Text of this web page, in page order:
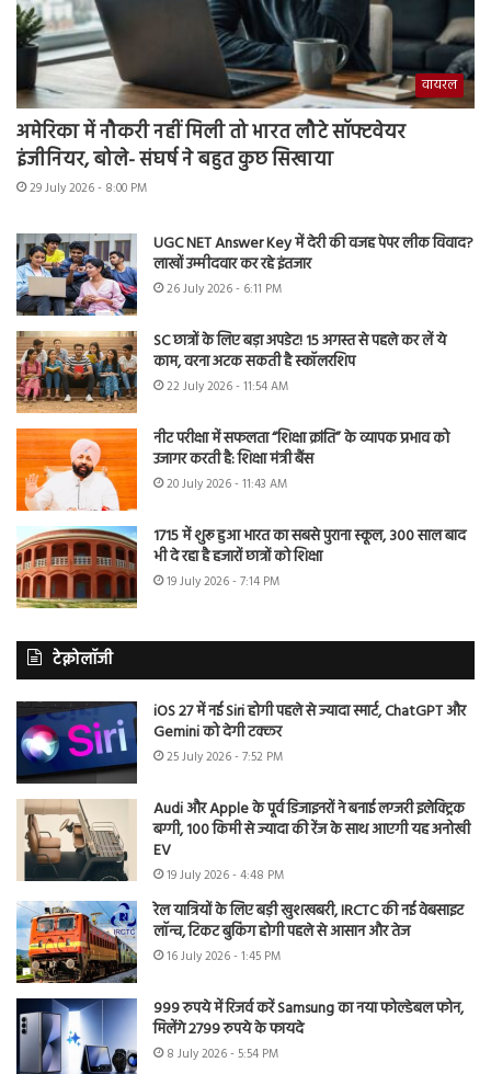
वायरल
अमेरिका में नौकरी नहीं मिली तो भारत लौटे सॉफ्टवेयर
इंजीनियर, बोले- संघर्ष ने बहुत कुछ सिखाया
29 July 2026 - 8:00 PM
UGC NET Answer Key में देरी की वजह पेपर लीक विवाद?
लाखों उम्मीदवार कर रहे इंतजार
26 July 2026 - 6:11 PM
SC छात्रों के लिए बड़ा अपडेट! 15 अगस्त से पहले कर लें ये
काम, वरना अटक सकती है स्कॉलरशिप
22 July 2026 - 11:54 AM
नीट परीक्षा में सफलता “शिक्षा क्रांति” के व्यापक प्रभाव को
उजागर करती है: शिक्षा मंत्री बैंस
20 July 2026 - 11:43 AM
1715 में शुरू हुआ भारत का सबसे पुराना स्कूल, 300 साल बाद
भी दे रहा है हजारों छात्रों को शिक्षा
19 July 2026 - 7:14 PM
टेक्नोलॉजी
iOS 27 में नई Siri होगी पहले से ज्यादा स्मार्ट, ChatGPT और
Gemini को देगी टक्कर
25 July 2026 - 7:52 PM
Audi और Apple के पूर्व डिजाइनरों ने बनाई लग्जरी इलेक्ट्रिक
बग्गी, 100 किमी से ज्यादा की रेंज के साथ आएगी यह अनोखी
EV
19 July 2026 - 4:48 PM
रेल यात्रियों के लिए बड़ी खुशखबरी, IRCTC की नई वेबसाइट
लॉन्च, टिकट बुकिंग होगी पहले से आसान और तेज
16 July 2026 - 1:45 PM
999 रुपये में रिजर्व करें Samsung का नया फोल्डेबल फोन,
मिलेंगे 2799 रुपये के फायदे
8 July 2026 - 5:54 PM